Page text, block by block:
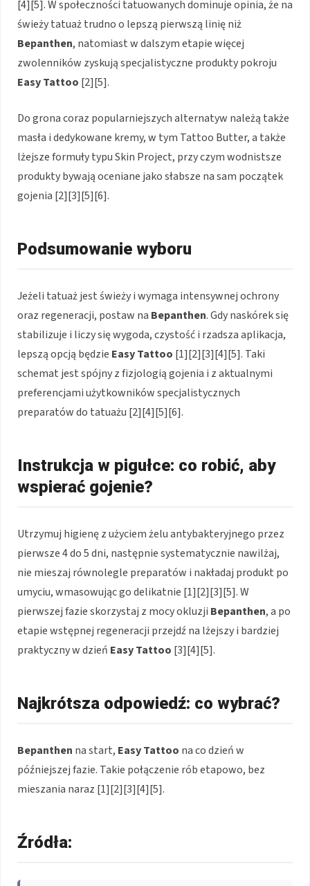
[4][5]. W społeczności tatuowanych dominuje opinia, że na
świeży tatuaż trudno o lepszą pierwszą linię niż
Bepanthen, natomiast w dalszym etapie więcej
zwolenników zyskują specjalistyczne produkty pokroju
Easy Tattoo [2][5].
Do grona coraz popularniejszych alternatyw należą także
masła i dedykowane kremy, w tym Tattoo Butter, a także
lżejsze formuły typu Skin Project, przy czym wodnistsze
produkty bywają oceniane jako słabsze na sam początek
gojenia [2][3][5][6].
Podsumowanie wyboru
Jeżeli tatuaż jest świeży i wymaga intensywnej ochrony
oraz regeneracji, postaw na Bepanthen. Gdy naskórek się
stabilizuje i liczy się wygoda, czystość i rzadsza aplikacja,
lepszą opcją będzie Easy Tattoo [1][2][3][4][5]. Taki
schemat jest spójny z fizjologią gojenia i z aktualnymi
preferencjami użytkowników specjalistycznych
preparatów do tatuażu [2][4][5][6].
Instrukcja w pigułce: co robić, aby
wspierać gojenie?
Utrzymuj higienę z użyciem żelu antybakteryjnego przez
pierwsze 4 do 5 dni, następnie systematycznie nawilżaj,
nie mieszaj równolegle preparatów i nakładaj produkt po
umyciu, wmasowując go delikatnie [1][2][3][5]. W
pierwszej fazie skorzystaj z mocy okluzji Bepanthen, a po
etapie wstępnej regeneracji przejdź na lżejszy i bardziej
praktyczny w dzień Easy Tattoo [3][4][5].
Najkrótsza odpowiedź: co wybrać?
Bepanthen na start, Easy Tattoo na co dzień w
późniejszej fazie. Takie połączenie rób etapowo, bez
mieszania naraz [1][2][3][4][5].
Źródła: